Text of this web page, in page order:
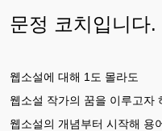
문정 코치입니다.
웹소설에 대해 1도 몰라도
웹소설 작가의 꿈을 이루고자
웹소설의 개념부터 시작해 용